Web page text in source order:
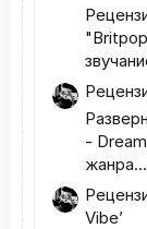
-
жанра...
Vibe’